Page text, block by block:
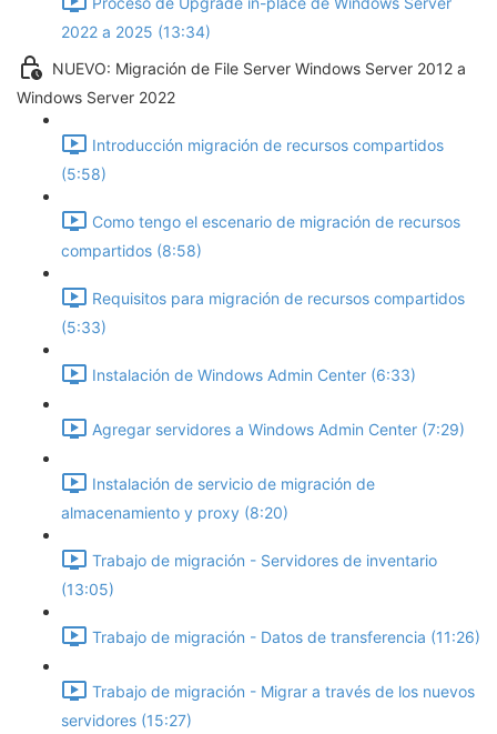
2022 a 2025 (13:34)
NUEVO: Migración de File Server Windows Server 2012 a
Windows Server 2022
Introducción migración de recursos compartidos
(5:58)
Como tengo el escenario de migración de recursos
compartidos (8:58)
Requisitos para migración de recursos compartidos
(5:33)
Instalación de Windows Admin Center (6:33)
Agregar servidores a Windows Admin Center (7:29)
Instalación de servicio de migración de
almacenamiento y proxy (8:20)
Trabajo de migración - Servidores de inventario
(13:05)
Trabajo de migración - Datos de transferencia (11:26)
Trabajo de migración - Migrar a través de los nuevos
servidores (15:27)